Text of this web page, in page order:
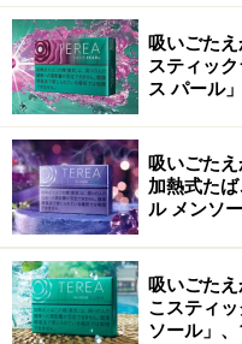
クセスポイントモードが
どの機器から無線LAN
ができるようになる。
ンラインゲームなども
の設定を保存しておけ
んどない。
本体サイズは高さ
80g。フル充電すれば
USB充電にも対応する
吸いごた
スティッ
ス パール
吸いごた
加熱式た
ル メンソ
吸いごた
こスティ
ソール」、